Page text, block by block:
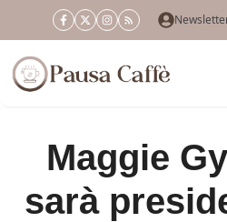
al
contenuto
Maggie
sarà